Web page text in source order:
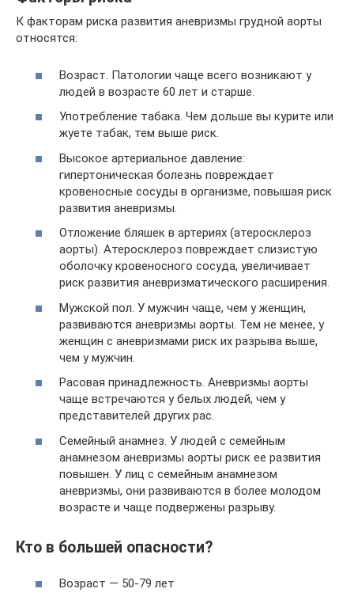
К факторам риска развития аневризмы грудной аорты
относятся:
Возраст. Патологии чаще всего возникают у
людей в возрасте 60 лет и старше.
Употребление табака. Чем дольше вы курите или
жуете табак, тем выше риск.
Высокое артериальное давление:
гипертоническая болезнь повреждает
кровеносные сосуды в организме, повышая риск
развития аневризмы.
Отложение бляшек в артериях (атеросклероз
аорты). Атеросклероз повреждает слизистую
оболочку кровеносного сосуда, увеличивает
риск развития аневризматического расширения.
Мужской пол. У мужчин чаще, чем у женщин,
развиваются аневризмы аорты. Тем не менее, у
женщин с аневризмами риск их разрыва выше,
чем у мужчин.
Расовая принадлежность. Аневризмы аорты
чаще встречаются у белых людей, чем у
представителей других рас.
Семейный анамнез. У людей с семейным
анамнезом аневризмы аорты риск ее развития
повышен. У лиц с семейным анамнезом
аневризмы, они развиваются в более молодом
возрасте и чаще подвержены разрыву.
Кто в большей опасности?
Возраст — 50-79 лет